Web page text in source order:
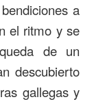
a
el ritmo y se
de un
descubierto
gallegas y